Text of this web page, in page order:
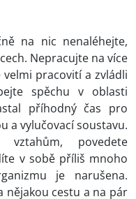
na nic nenaléhejte,
Nepracujte na více
pracovití a zvládli
spěchu v oblasti
příhodný čas pro
a vylučovací soustavu.
vztahům, povedete
v sobě příliš mnoho
je narušena.
nějakou cestu a na pár